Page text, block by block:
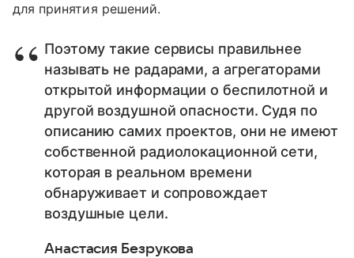
для принятия решений.
Поэтому такие сервисы правильнее
называть не радарами, а агрегаторами
открытой информации о беспилотной и
другой воздушной опасности. Судя по
описанию самих проектов, они не имеют
собственной радиолокационной сети,
которая в реальном времени
обнаруживает и сопровождает
воздушные цели.
Анастасия Безрукова